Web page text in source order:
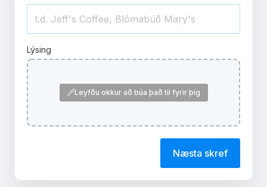
Lýsing
Leyfðu okkur að búa það til fyrir þig
Næsta skref